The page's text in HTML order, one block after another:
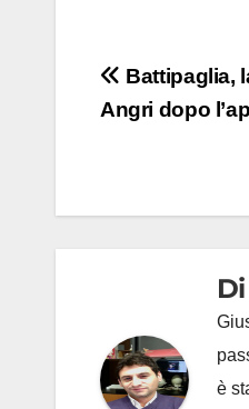
articoli
Battipaglia,
Angri dopo
Di
è